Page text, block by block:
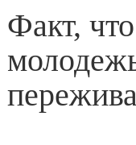
Факт,